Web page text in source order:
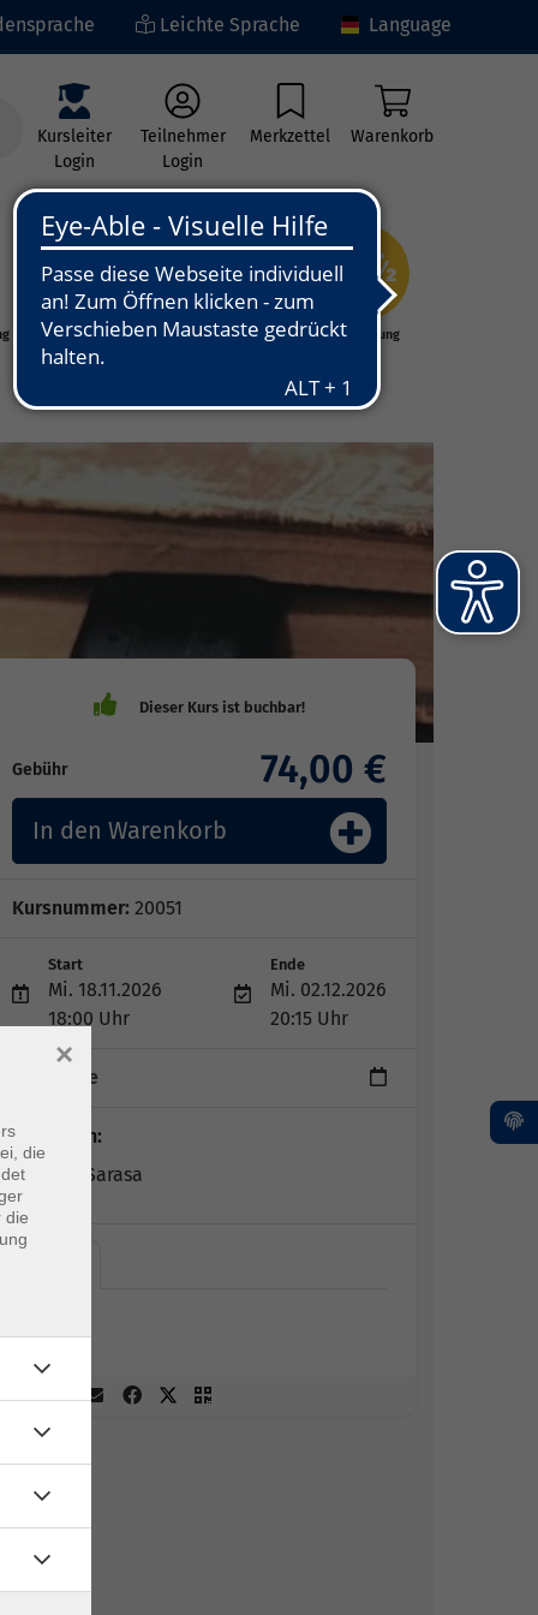
Leichte Sprache Language
Kursleiter
Login
Teilnehmer
Login
Merkzettel Warenkorb
Kunst - Kultur -
Grundbildung
Gebühr 74,00 €
In den Warenkorb
Kursnummer: 20051
Start
Mi. 18.11.2026
18:00 Uhr
Ende
Mi. 02.12.2026
20:15 Uhr
3 Termine
Dozent*in:
Tatyana Sarasa
die
die
×